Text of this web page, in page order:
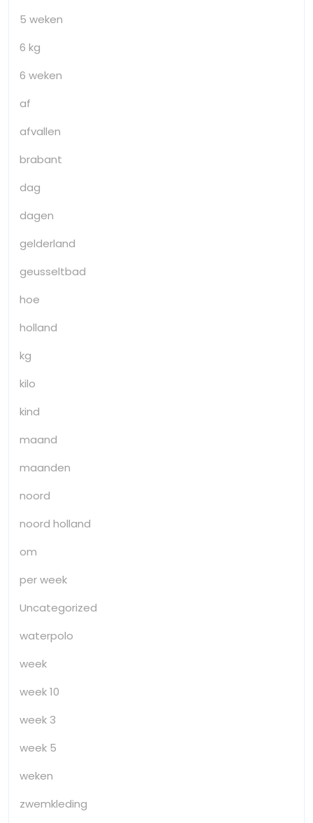
5 weken
6 kg
6 weken
af
afvallen
brabant
dag
dagen
gelderland
geusseltbad
hoe
holland
kg
kilo
kind
maand
maanden
noord
noord holland
om
per week
Uncategorized
waterpolo
week
week 10
week 3
week 5
weken
zwemkleding